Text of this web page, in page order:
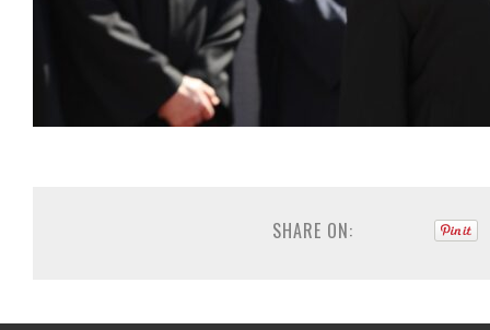
SHARE ON: